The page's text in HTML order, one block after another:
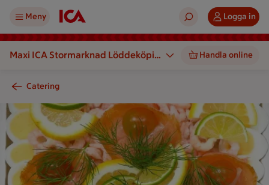
Meny Logga in
Maxi ICA Stormarknad Löddeköpin
Handla online
Catering
En tallrik med laxskivor, citronskivor, räkor och dillkvistar är